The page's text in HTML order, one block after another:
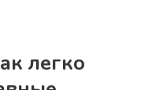
легко